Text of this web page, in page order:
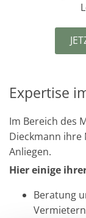
Expertise
Im Bereich des
Dieckmann ihre
Anliegen.
Hier einige
Beratung
Vermietern